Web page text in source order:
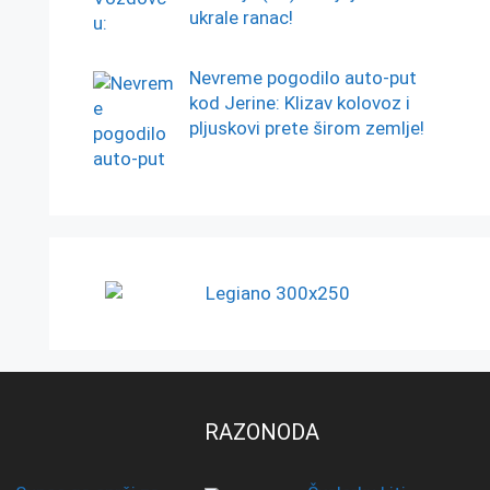
ukrale ranac!
Nevreme pogodilo auto-put
kod Jerine: Klizav kolovoz i
pljuskovi prete širom zemlje!
RAZONODA